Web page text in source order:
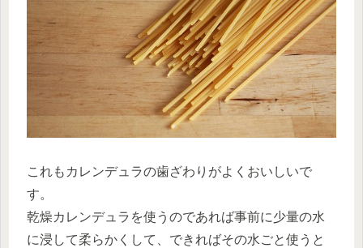
これもカレンデュラの歯ざわりがよくおいしいで
す。
乾燥カレンデュラを使うのであれば事前に少量の水
に浸して柔らかくして、できればその水ごと使うと